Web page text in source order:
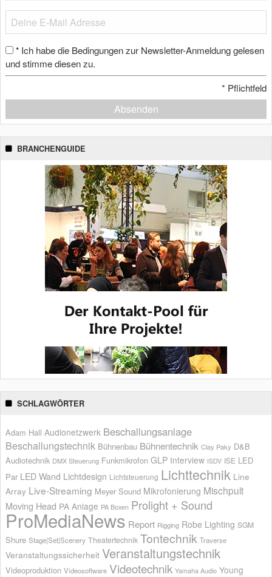
* Ich habe die Bedingungen zur Newsletter-Anmeldung gelesen
und stimme diesen zu.
* Pflichtfeld
Absenden
BRANCHENGUIDE
SCHLAGWÖRTER
Adam Hall Audionetzwerk Beschallungsanlage
Beschallungstechnik Bühnenbau Bühnentechnik Clay Paky D&B
Audiotechnik DMX Steuerung Funkmikrofon GLP Interview ISDV ISE LED
Par LED Wand Lichtdesign Lichtsteuerung Lichttechnik Line
Array Live-Streaming Meyer Sound Mikrofonierung Mischpult
Moving Head PA Anlage PA Boxen Prolight + Sound
ProMediaNews Report Rigging Robe Lighting SGM
Shure Stage|Set|Scenery Theatertechnik Tontechnik Traverse
Veranstaltungssicherheit Veranstaltungstechnik
Videoproduktion Videosoftware Videotechnik Yamaha Audio Young